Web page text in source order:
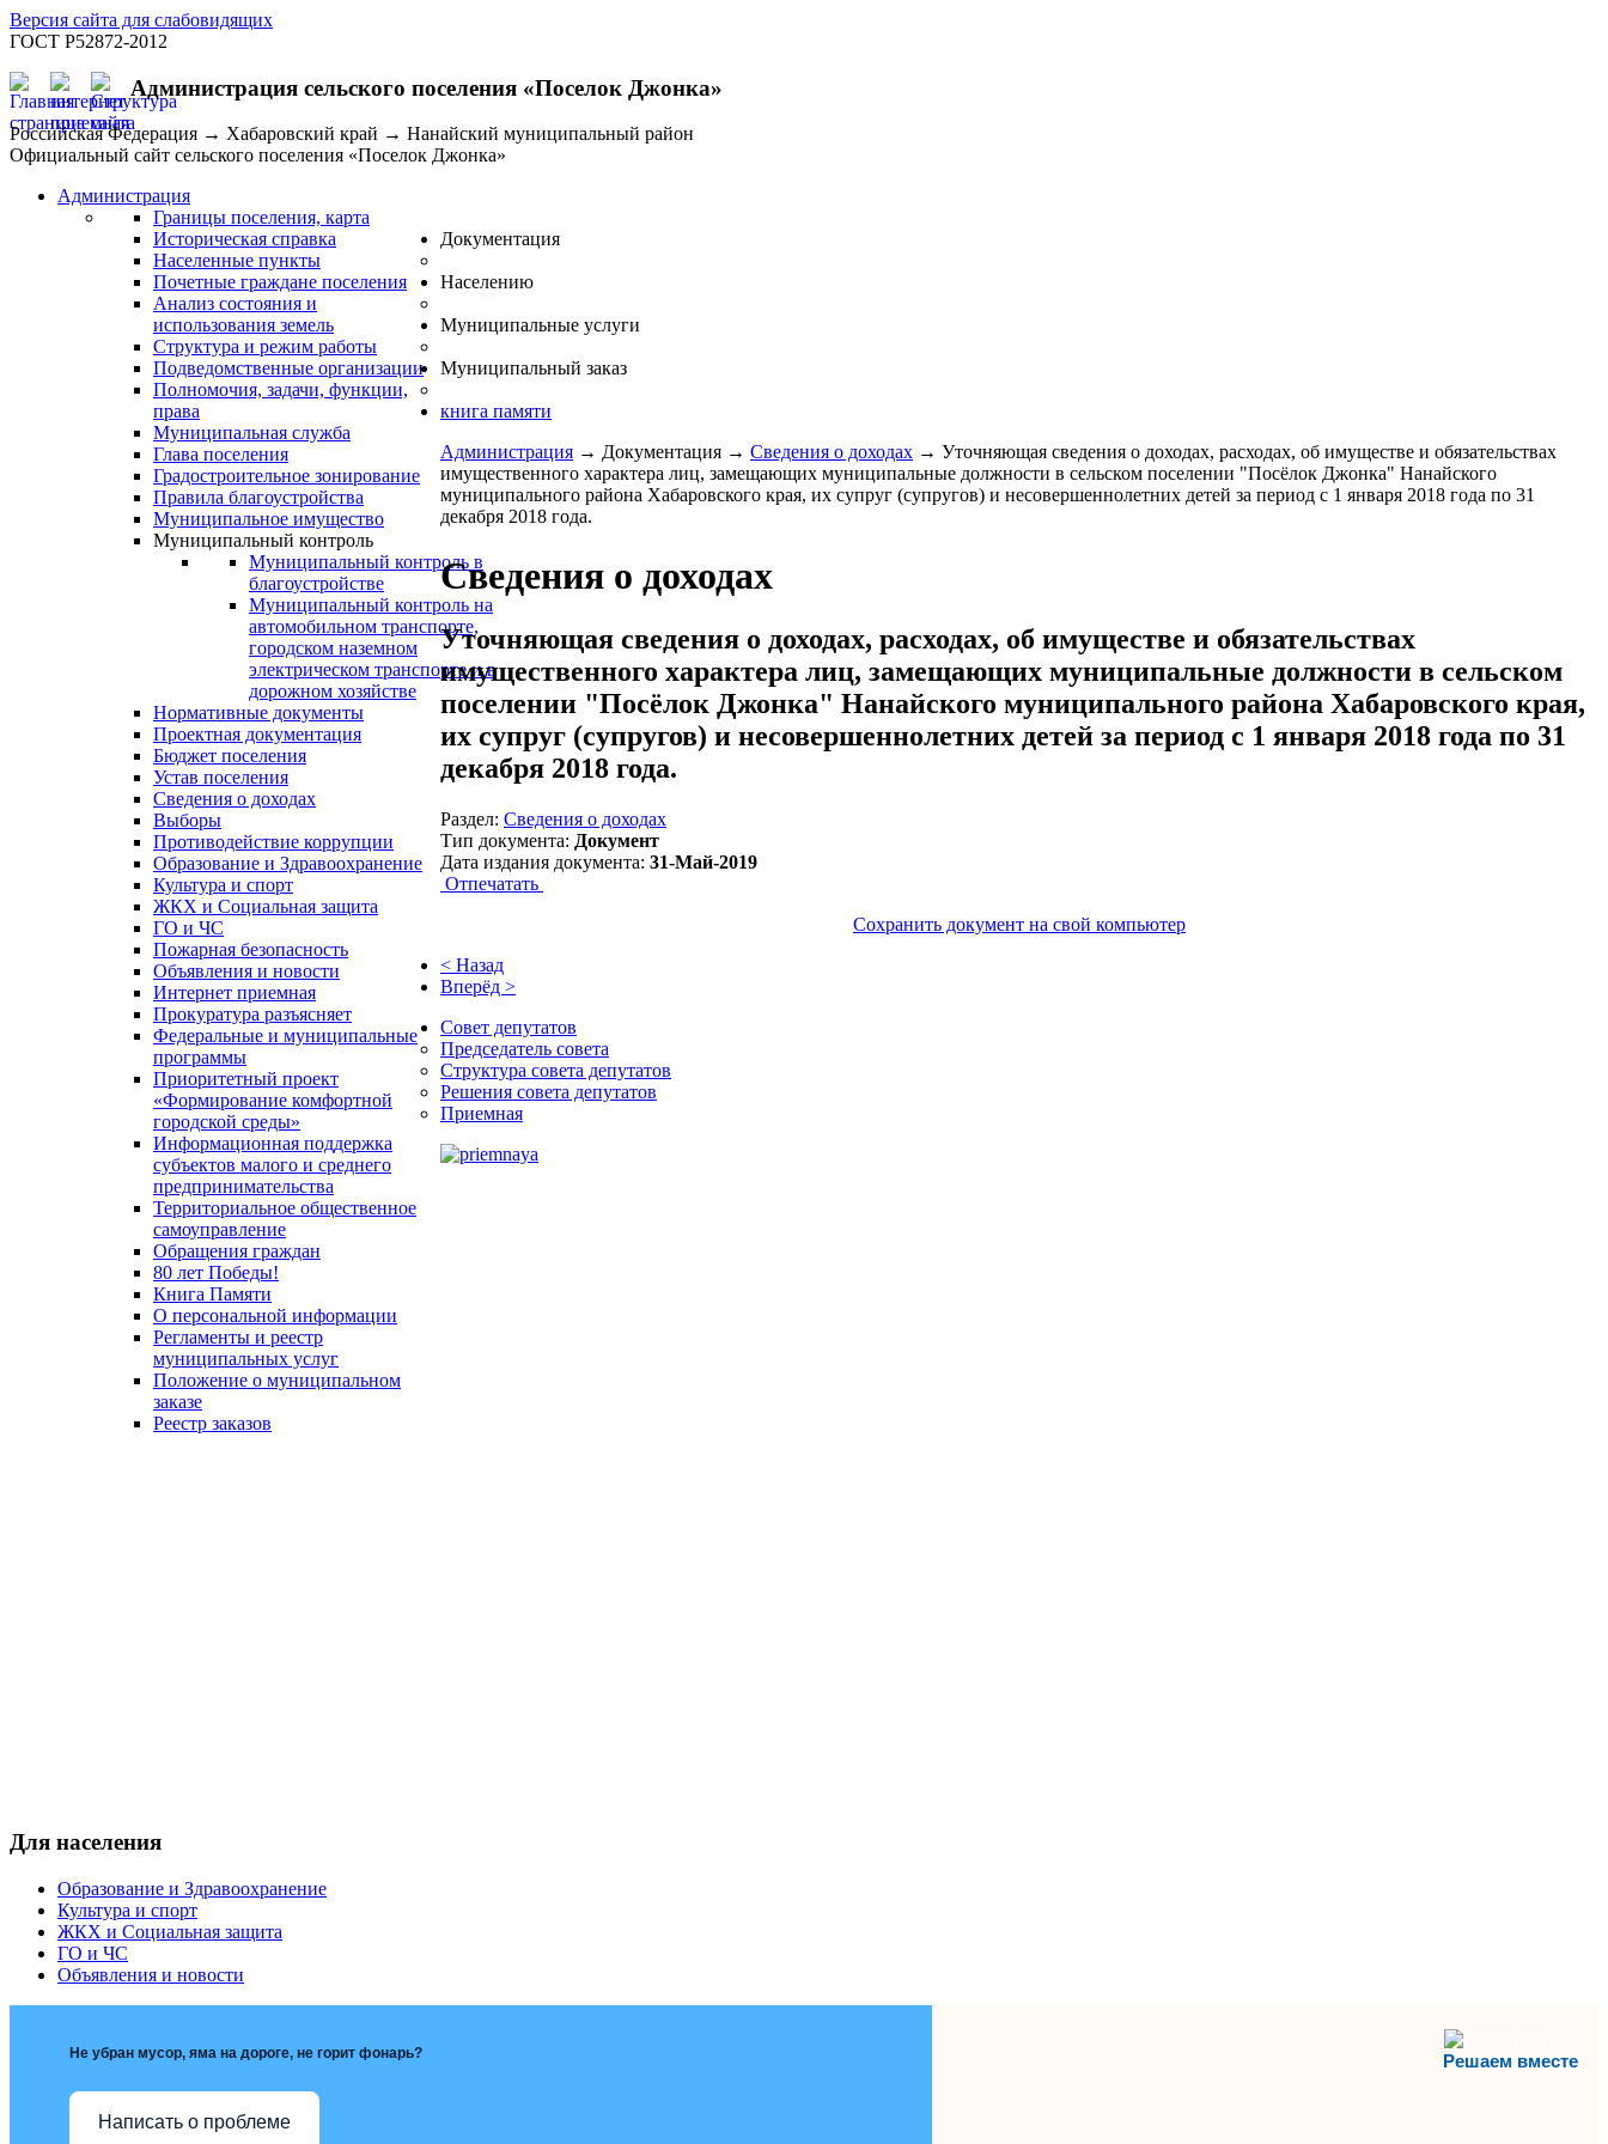
Версия сайта для слабовидящих
ГОСТ Р52872-2012
Администрация сельского поселения «Поселок Джонка»
Российская Федерация → Хабаровский край → Нанайский муниципальный район
Официальный сайт сельского поселения «Поселок Джонка»
Администрация
Границы поселения, карта
Историческая справка
Населенные пункты
Почетные граждане поселения
Анализ состояния и
использования земель
Структура и режим работы
Подведомственные организации
Полномочия, задачи, функции,
права
Муниципальная служба
Глава поселения
Градостроительное зонирование
Правила благоустройства
Муниципальное имущество
Муниципальный контроль
Муниципальный контроль в
благоустройстве
Муниципальный контроль на
автомобильном транспорте,
городском наземном
электрическом транспорте и в
дорожном хозяйстве
Документация
Нормативные документы
Проектная документация
Бюджет поселения
Устав поселения
Сведения о доходах
Выборы
Противодействие коррупции
Населению
Образование и Здравоохранение
Культура и спорт
ЖКХ и Социальная защита
ГО и ЧС
Пожарная безопасность
Объявления и новости
Интернет приемная
Прокуратура разъясняет
Федеральные и муниципальные
программы
Приоритетный проект
«Формирование комфортной
городской среды»
Информационная поддержка
субъектов малого и среднего
предпринимательства
Территориальное общественное
самоуправление
Обращения граждан
80 лет Победы!
Книга Памяти
О персональной информации
Муниципальные услуги
Регламенты и реестр
муниципальных услуг
Муниципальный заказ
Положение о муниципальном
заказе
Реестр заказов
книга памяти
Администрация → Документация → Сведения о доходах → Уточняющая сведения о доходах, расходах, об имуществе и обязательствах
имущественного характера лиц, замещающих муниципальные должности в сельском поселении "Посёлок Джонка" Нанайского
муниципального района Хабаровского края, их супруг (супругов) и несовершеннолетних детей за период с 1 января 2018 года по 31
декабря 2018 года.
Сведения о доходах
Уточняющая сведения о доходах, расходах, об имуществе и обязательствах
имущественного характера лиц, замещающих муниципальные должности в сельском
поселении "Посёлок Джонка" Нанайского муниципального района Хабаровского края,
их супруг (супругов) и несовершеннолетних детей за период с 1 января 2018 года по 31
декабря 2018 года.
Раздел: Сведения о доходах
Тип документа: Документ
Дата издания документа: 31-Май-2019
Отпечатать
Сохранить документ на свой компьютер
< Назад
Вперёд >
Совет депутатов
Председатель совета
Структура совета депутатов
Решения совета депутатов
Приемная
Для населения
Образование и Здравоохранение
Культура и спорт
ЖКХ и Социальная защита
ГО и ЧС
Объявления и новости
Решаем вместе
Не убран мусор, яма на дороге, не горит фонарь?
Написать о проблеме